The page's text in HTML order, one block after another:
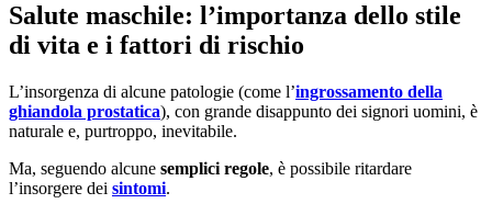
Salute maschile: l’importanza dello stile
di vita e i fattori di rischio
L’insorgenza di alcune patologie (come l’ingrossamento della
ghiandola prostatica), con grande disappunto dei signori uomini, è
naturale e, purtroppo, inevitabile.
Ma, seguendo alcune semplici regole, è possibile ritardare
l’insorgere dei sintomi.